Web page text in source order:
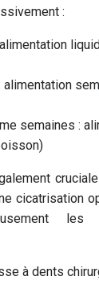
:
alimentation
semaines :
cicatrisation
les
à dents